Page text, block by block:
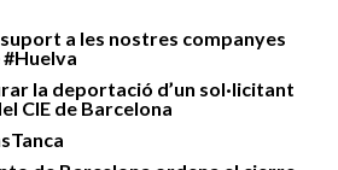
a les nostres companyes
la deportació d’un sol·licitant
CIE de Barcelona